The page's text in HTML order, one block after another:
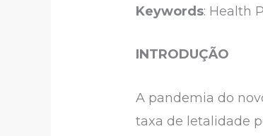
Keywords: Health
INTRODUÇÃO
A pandemia do
taxa de letalidade